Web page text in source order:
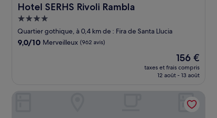
Hotel SERHS Rivoli Rambla
Hotel SERHS Rivoli Rambla
Hébergement
4.0 étoiles
Quartier gothique, à 0,4 km de : Fira de Santa Llucia
9.0
9,0/10 Merveilleux (962 avis)
Le
nouveau
prix
de
156 €
156 €
taxes et frais compris
12 août - 13 août